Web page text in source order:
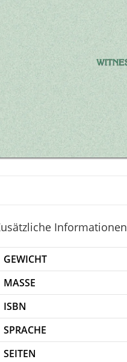
Informationen
GEWICHT
MASSE
ISBN
SPRACHE
SEITEN